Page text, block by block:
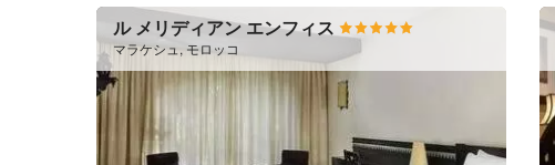
ル メリディアン エンフィス
マラケシュ, モロッコ